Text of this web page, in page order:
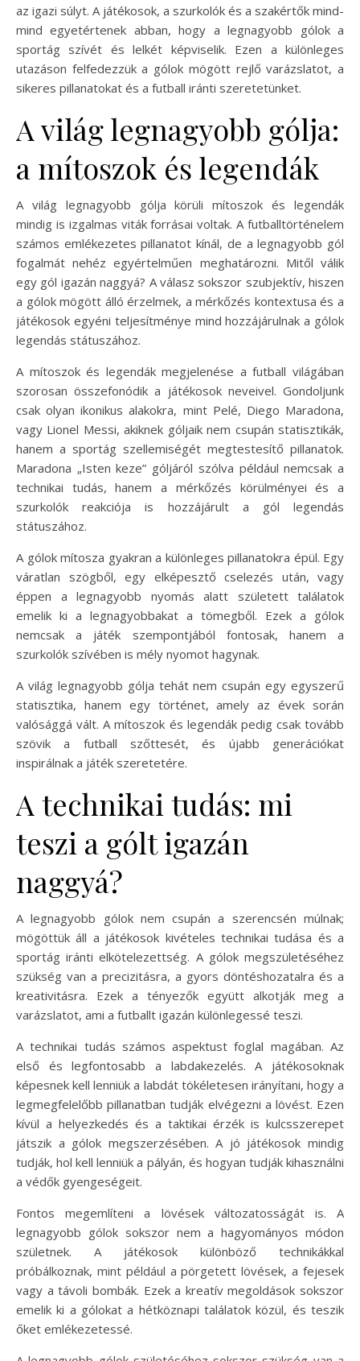
az igazi súlyt. A játékosok, a szurkolók és a szakértők mind-
mind egyetértenek abban, hogy a legnagyobb gólok a
sportág szívét és lelkét képviselik. Ezen a különleges
utazáson felfedezzük a gólok mögött rejlő varázslatot, a
sikeres pillanatokat és a futball iránti szeretetünket.
A világ legnagyobb gólja:
a mítoszok és legendák
A világ legnagyobb gólja körüli mítoszok és legendák
mindig is izgalmas viták forrásai voltak. A futballtörténelem
számos emlékezetes pillanatot kínál, de a legnagyobb gól
fogalmát nehéz egyértelműen meghatározni. Mitől válik
egy gól igazán naggyá? A válasz sokszor szubjektív, hiszen
a gólok mögött álló érzelmek, a mérkőzés kontextusa és a
játékosok egyéni teljesítménye mind hozzájárulnak a gólok
legendás státuszához.
A mítoszok és legendák megjelenése a futball világában
szorosan összefonódik a játékosok neveivel. Gondoljunk
csak olyan ikonikus alakokra, mint Pelé, Diego Maradona,
vagy Lionel Messi, akiknek góljaik nem csupán statisztikák,
hanem a sportág szellemiségét megtestesítő pillanatok.
Maradona „Isten keze” góljáról szólva például nemcsak a
technikai tudás, hanem a mérkőzés körülményei és a
szurkolók reakciója is hozzájárult a gól legendás
státuszához.
A gólok mítosza gyakran a különleges pillanatokra épül. Egy
váratlan szögből, egy elképesztő cselezés után, vagy
éppen a legnagyobb nyomás alatt született találatok
emelik ki a legnagyobbakat a tömegből. Ezek a gólok
nemcsak a játék szempontjából fontosak, hanem a
szurkolók szívében is mély nyomot hagynak.
A világ legnagyobb gólja tehát nem csupán egy egyszerű
statisztika, hanem egy történet, amely az évek során
valósággá vált. A mítoszok és legendák pedig csak tovább
szövik a futball szőttesét, és újabb generációkat
inspirálnak a játék szeretetére.
A technikai tudás: mi
teszi a gólt igazán
naggyá?
A legnagyobb gólok nem csupán a szerencsén múlnak;
mögöttük áll a játékosok kivételes technikai tudása és a
sportág iránti elkötelezettség. A gólok megszületéséhez
szükség van a precizitásra, a gyors döntéshozatalra és a
kreativitásra. Ezek a tényezők együtt alkotják meg a
varázslatot, ami a futballt igazán különlegessé teszi.
A technikai tudás számos aspektust foglal magában. Az
első és legfontosabb a labdakezelés. A játékosoknak
képesnek kell lenniük a labdát tökéletesen irányítani, hogy a
legmegfelelőbb pillanatban tudják elvégezni a lövést. Ezen
kívül a helyezkedés és a taktikai érzék is kulcsszerepet
játszik a gólok megszerzésében. A jó játékosok mindig
tudják, hol kell lenniük a pályán, és hogyan tudják kihasználni
a védők gyengeségeit.
Fontos megemlíteni a lövések változatosságát is. A
legnagyobb gólok sokszor nem a hagyományos módon
születnek. A játékosok különböző technikákkal
próbálkoznak, mint például a pörgetett lövések, a fejesek
vagy a távoli bombák. Ezek a kreatív megoldások sokszor
emelik ki a gólokat a hétköznapi találatok közül, és teszik
őket emlékezetessé.